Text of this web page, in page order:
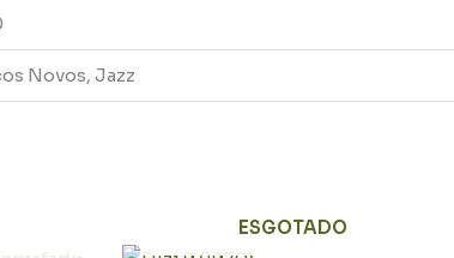
Novos, Jazz
ESGOTADO